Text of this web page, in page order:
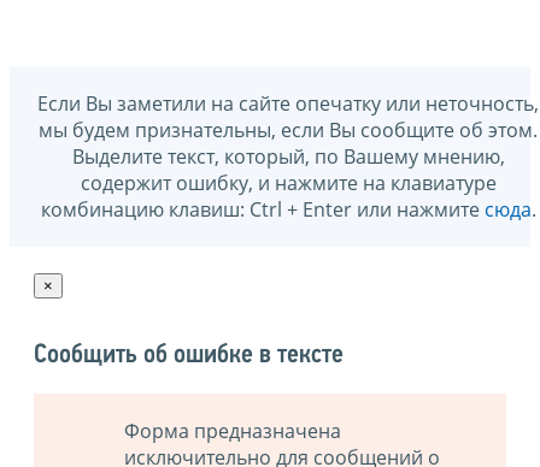
Если Вы заметили на сайте опечатку или неточность,
мы будем признательны, если Вы сообщите об этом.
Выделите текст, который, по Вашему мнению,
содержит ошибку, и нажмите на клавиатуре
комбинацию клавиш: Ctrl + Enter или нажмите сюда.
×
Сообщить об ошибке в тексте
Форма предназначена
исключительно для сообщений о